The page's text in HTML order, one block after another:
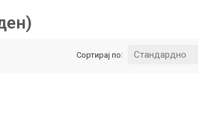
Сортирај по: